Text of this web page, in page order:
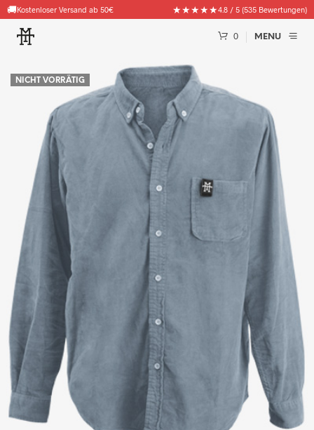
🚚Kostenloser Versand ab 50€ ★★★★★4.8 / 5 (535 Bewertungen)
0 MENU
NICHT VORRÄTIG